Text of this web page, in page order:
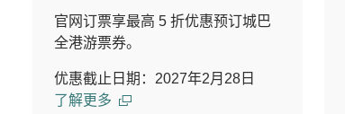
官网订票享最高 5 折优惠预订城巴
全港游票券。
优惠截止日期：2027年2月28日
了解更多